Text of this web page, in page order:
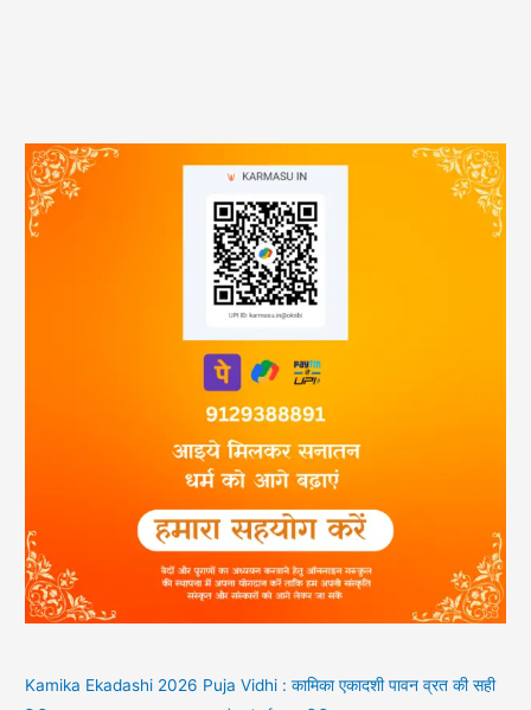
Kamika Ekadashi 2026 Puja Vidhi : कामिका एकादशी पावन व्रत की सही